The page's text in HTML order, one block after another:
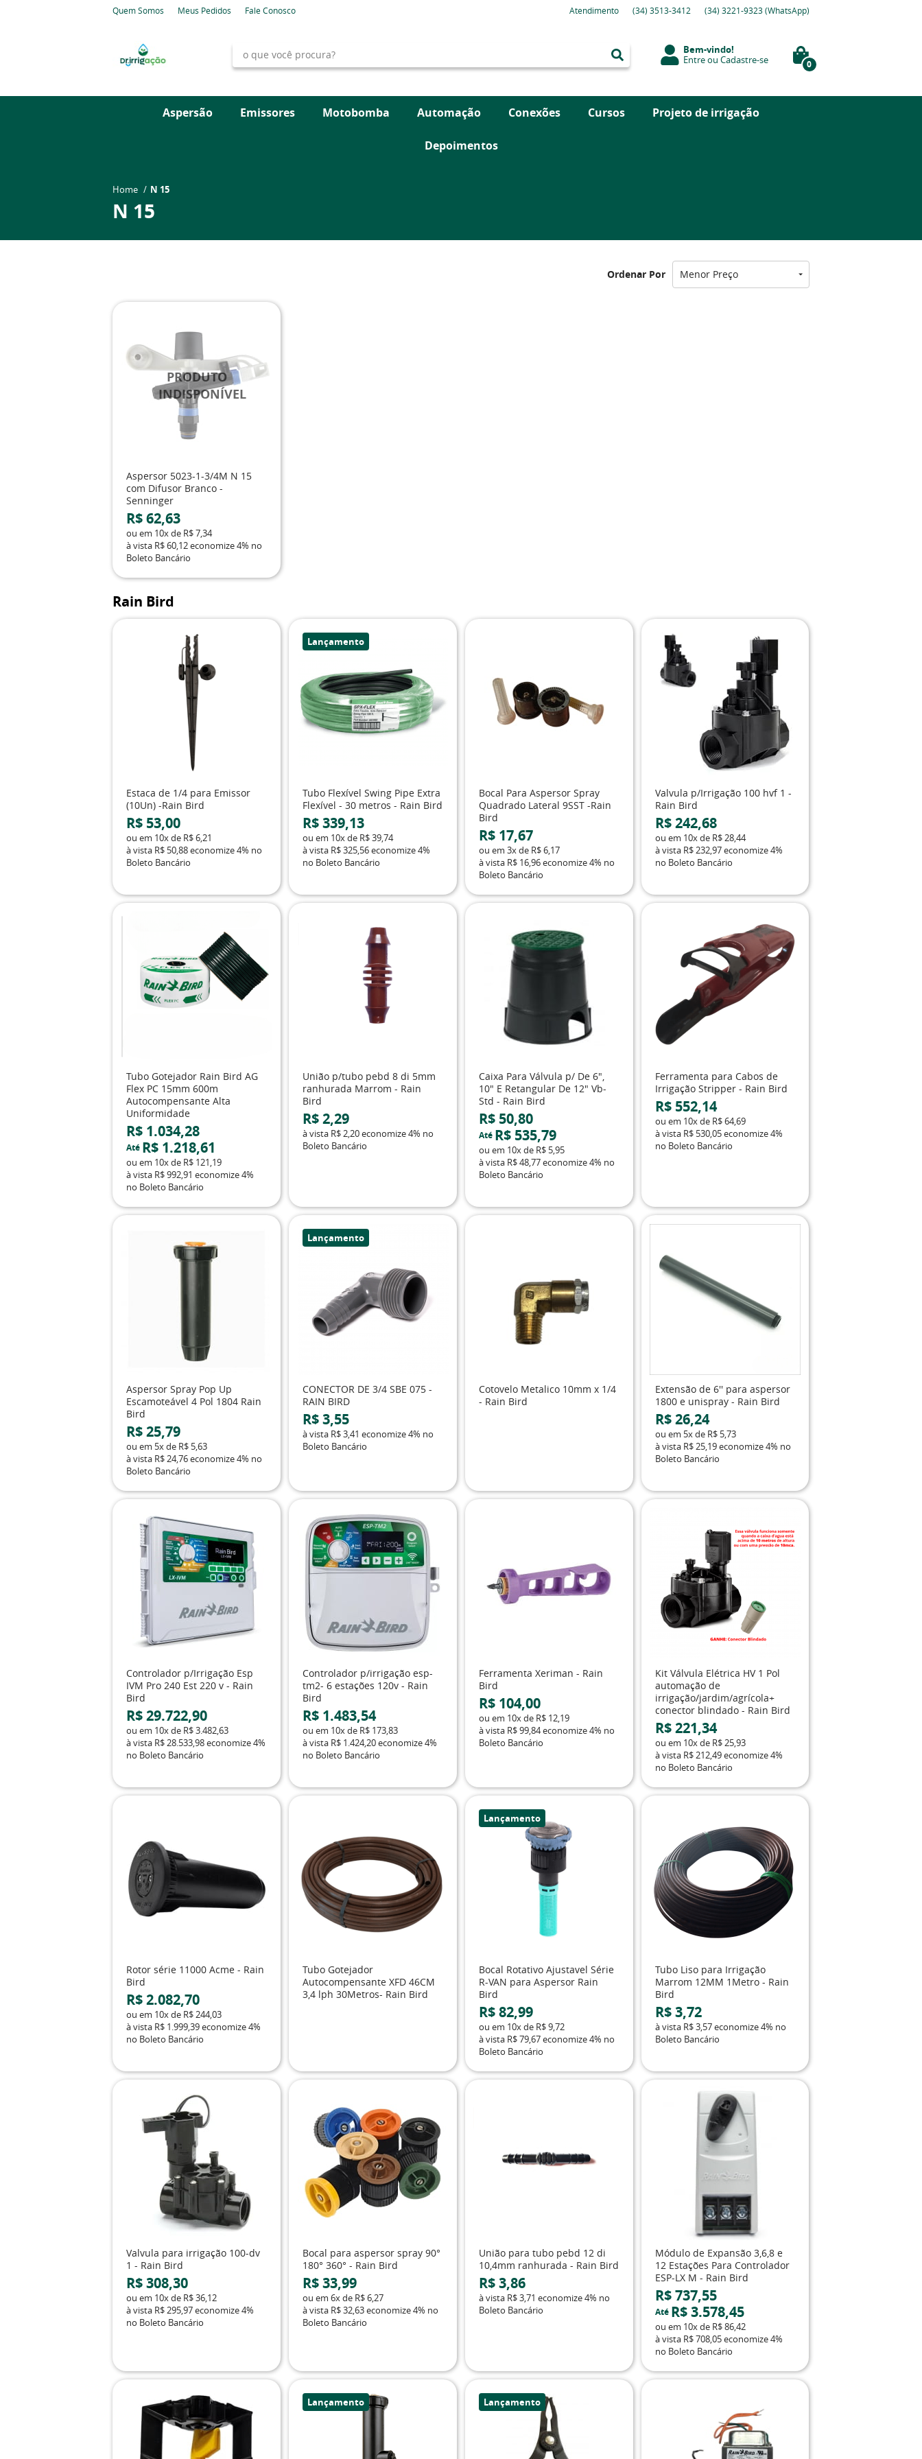
Quem Somos Meus Pedidos Fale Conosco Atendimento (34) 3513-3412 (34) 3221-9323(WhatsApp)
Bem-vindo!
EntreouCadastre-se 0
Aspersão Emissores Motobomba Automação Conexões Cursos Projeto de irrigação
Depoimentos
Home N 15
N 15
Ordenar Por Menor Preço
Aspersor 5023-1-3/4M N 15
com Difusor Branco -
Senninger
R$ 62,63
ou em 10xde R$ 7,34
à vista R$ 60,12economize4% no
Boleto Bancário
Rain Bird
Estaca de 1/4 para Emissor
(10Un) -Rain Bird
R$ 53,00
ou em 10xde R$ 6,21
à vista R$ 50,88economize4% no
Boleto Bancário
Lançamento
Tubo Flexível Swing Pipe Extra
Flexível - 30 metros - Rain Bird
R$ 339,13
ou em 10xde R$ 39,74
à vista R$ 325,56economize4%
no Boleto Bancário
Bocal Para Aspersor Spray
Quadrado Lateral 9SST -Rain
Bird
R$ 17,67
ou em 3xde R$ 6,17
à vista R$ 16,96economize4% no
Boleto Bancário
Valvula p/Irrigação 100 hvf 1 -
Rain Bird
R$ 242,68
ou em 10xde R$ 28,44
à vista R$ 232,97economize4%
no Boleto Bancário
Tubo Gotejador Rain Bird AG
Flex PC 15mm 600m
Autocompensante Alta
Uniformidade
R$ 1.034,28
Até R$ 1.218,61
ou em 10xde R$ 121,19
à vista R$ 992,91 economize4%
no Boleto Bancário
União p/tubo pebd 8 di 5mm
ranhurada Marrom - Rain
Bird
R$ 2,29
à vista R$ 2,20economize4% no
Boleto Bancário
Caixa Para Válvula p/ De 6",
10" E Retangular De 12" Vb-
Std - Rain Bird
R$ 50,80
Até R$ 535,79
ou em 10xde R$ 5,95
à vista R$ 48,77economize4% no
Boleto Bancário
Ferramenta para Cabos de
Irrigação Stripper - Rain Bird
R$ 552,14
ou em 10xde R$ 64,69
à vista R$ 530,05economize4%
no Boleto Bancário
Aspersor Spray Pop Up
Escamoteável 4 Pol 1804 Rain
Bird
R$ 25,79
ou em 5xde R$ 5,63
à vista R$ 24,76economize4% no
Boleto Bancário
Lançamento
CONECTOR DE 3/4 SBE 075 -
RAIN BIRD
R$ 3,55
à vista R$ 3,41 economize4% no
Boleto Bancário
Cotovelo Metalico 10mm x 1/4
- Rain Bird
Extensão de 6'' para aspersor
1800 e unispray - Rain Bird
R$ 26,24
ou em 5xde R$ 5,73
à vista R$ 25,19economize4% no
Boleto Bancário
Controlador p/Irrigação Esp
IVM Pro 240 Est 220 v - Rain
Bird
R$ 29.722,90
ou em 10xde R$ 3.482,63
à vista R$ 28.533,98economize4%
no Boleto Bancário
Controlador p/irrigação esp-
tm2- 6 estações 120v - Rain
Bird
R$ 1.483,54
ou em 10xde R$ 173,83
à vista R$ 1.424,20economize4%
no Boleto Bancário
Ferramenta Xeriman - Rain
Bird
R$ 104,00
ou em 10xde R$ 12,19
à vista R$ 99,84economize4% no
Boleto Bancário
Kit Válvula Elétrica HV 1 Pol
automação de
irrigação/jardim/agrícola+
conector blindado - Rain Bird
R$ 221,34
ou em 10xde R$ 25,93
à vista R$ 212,49economize4%
no Boleto Bancário
Rotor série 11000 Acme - Rain
Bird
R$ 2.082,70
ou em 10xde R$ 244,03
à vista R$ 1.999,39economize4%
no Boleto Bancário
Tubo Gotejador
Autocompensante XFD 46CM
3,4 lph 30Metros- Rain Bird
Lançamento
Bocal Rotativo Ajustavel Série
R-VAN para Aspersor Rain
Bird
R$ 82,99
ou em 10xde R$ 9,72
à vista R$ 79,67economize4% no
Boleto Bancário
Tubo Liso para Irrigação
Marrom 12MM 1Metro - Rain
Bird
R$ 3,72
à vista R$ 3,57economize4% no
Boleto Bancário
Valvula para irrigação 100-dv
1 - Rain Bird
R$ 308,30
ou em 10xde R$ 36,12
à vista R$ 295,97economize4%
no Boleto Bancário
Bocal para aspersor spray 90°
180° 360° - Rain Bird
R$ 33,99
ou em6xde R$ 6,27
à vista R$ 32,63economize4% no
Boleto Bancário
União para tubo pebd 12 di
10,4mm ranhurada - Rain Bird
R$ 3,86
à vista R$ 3,71 economize4% no
Boleto Bancário
Módulo de Expansão 3,6,8 e
12 Estações Para Controlador
ESP-LX M - Rain Bird
R$ 737,55
Até R$ 3.578,45
ou em 10xde R$ 86,42
à vista R$ 708,05economize4%
no Boleto Bancário
Lançamento Lançamento